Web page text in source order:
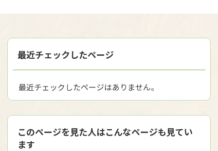
最近チェックしたページ
最近チェックしたページはありません。
このページを見た人はこんなページも見てい
ます